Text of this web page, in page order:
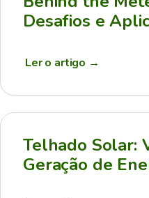
Desafios e
Ler o artigo →
Telhado Solar:
Geração de